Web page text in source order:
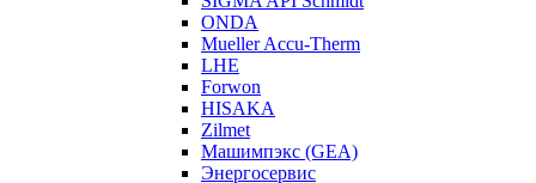
ONDA
Mueller Accu-Therm
LHE
Forwon
HISAKA
Zilmet
Машимпэкс (GEA)
Энергосервис